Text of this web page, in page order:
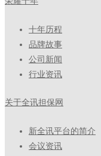
十年历程
品牌故事
公司新闻
行业资讯
关于全讯担保网
新全讯平台的简介
会议资讯